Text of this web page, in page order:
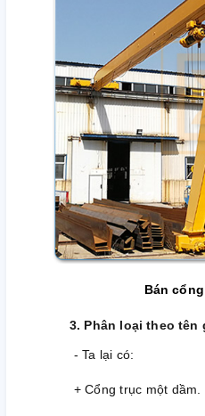
Bán
3. Phân loại theo tên
- Ta lại có:
+ Cổng trục một dầm.